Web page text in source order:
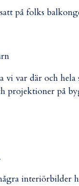
på folks
vi var där och
projektioner på
interiörbilder